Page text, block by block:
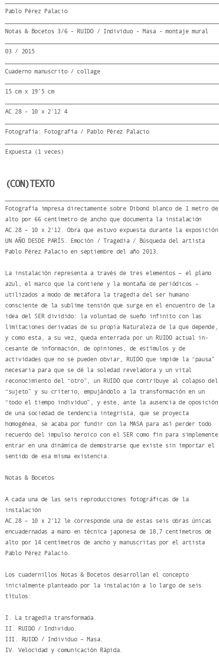
Pablo Pérez Palacio
Notas & Bocetos 3/6 - RUIDO / Individuo - Masa - montaje mural
03 / 2015
Cuaderno manuscrito / collage
15 cm x 19'5 cm
AC.28 - 10 x 2'12 4
Fotografía: Fotografía / Pablo Pérez Palacio
Expuesta (1 veces)
(CON)TEXTO
Fotografía impresa directamente sobre Dibond blanco de 1 metro de
alto por 66 centímetro de ancho que documenta la instalación
AC.28 – 10 x 2’12. Obra que estuvo expuesta durante la exposición
UN AÑO DESDE PARÍS. Emoción / Tragedia / Búsqueda del artista
Pablo Pérez Palacio en septiembre del año 2013.
La instalación representa a través de tres elementos – el plano
azul, el marco que la contiene y la montaña de periódicos –
utilizados a modo de metáfora la tragedia del ser humano
consciente de la sublime tensión que surge en el encuentro de la
idea del SER dividido: la voluntad de sueño infinito con las
limitaciones derivadas de su propia Naturaleza de la que depende,
y como esta, a su vez, queda enterrada por un RUIDO actual in-
cesante de información, de opiniones, de estímulos y de
actividades que no se pueden obviar, RUIDO que impide la “pausa”
necesaria para que se dé la soledad reveladora y un vital
reconocimiento del “otro”, un RUIDO que contribuye al colapso del
“sujeto” y su criterio, empujándolo a la transformación en un
“todo el tiempo individuo”, y este, ante la ausencia de oposición
de una sociedad de tendencia integrista, que se proyecta
homogénea, se acaba por fundir con la MASA para así perder todo
recuerdo del impulso heroico con el SER como fin para simplemente
entrar en una dinámica de demostrarse que existe sin importar el
sentido de esa misma existencia.
Notas & Bocetos
A cada una de las seis reproducciones fotográficas de la
instalación
AC.28 – 10 x 2’12 le corresponde una de estas seis obras únicas
encuadernadas a mano en técnica japonesa de 18,7 centímetros de
alto por 14 centímetros de ancho y manuscritas por el artista
Pablo Pérez Palacio.
Los cuadernillos Notas & Bocetos desarrollan el concepto
inicialmente planteado por la instalación a lo largo de seis
títulos:
I. La tragedia transformada.
II. RUIDO / Individuo.
III. RUIDO / Individuo – Masa.
IV. Velocidad y comunicación Rápida.